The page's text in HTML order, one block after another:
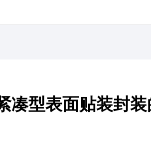
凑型表面贴装封